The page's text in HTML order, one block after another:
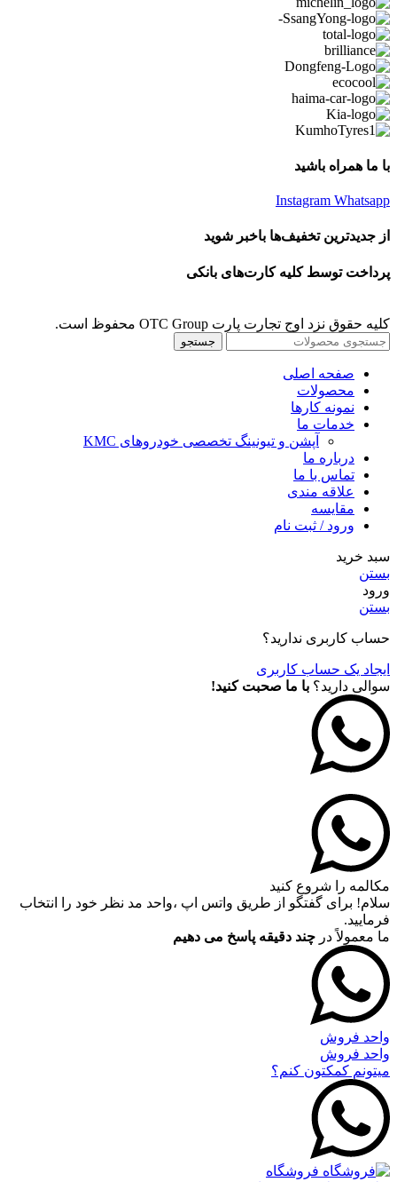
با ما همراه باشید
Instagram Whatsapp
از جدیدترین تخفیف‌ها باخبر شوید
پرداخت توسط کلیه کارت‌های بانکی
کلیه حقوق نزد اوج تجارت پارت OTC Group محفوظ است.
جستجو
صفحه اصلی
محصولات
نمونه کارها
خدمات ما
آپشن و تیونینگ تخصصی خودروهای KMC
درباره ما
تماس با ما
علاقه مندی
مقايسه
ورود / ثبت نام
سبد خرید
بستن
ورود
بستن
حساب کاربری ندارید؟
ایجاد یک حساب کاربری
سوالی دارید؟ با ما صحبت کنید!
مکالمه را شروع کنید
سلام! برای گفتگو از طریق واتس اپ ،واحد مد نظر خود را انتخاب
فرمایید.
ما معمولاً در چند دقیقه پاسخ می دهیم
واحد فروش
واحد فروش
میتونم کمکتون کنم؟
فروشگاه